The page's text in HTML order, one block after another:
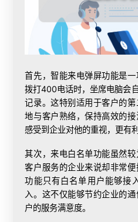
首先，智能来电弹屏功能是
拨打400电话时，坐席电脑会
记录。这特别适用于客户的
地与客户熟络，保持高效的
感受到企业对他的重视，更有
其次，来电白名单功能虽然
客户服务的企业来说却非常
功能只有白名单用户能够接
入。这不仅能够节约企业的
户的服务满意度。